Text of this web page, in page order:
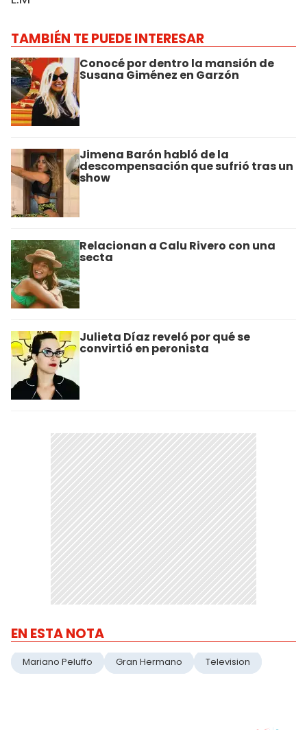
TAMBIÉN TE PUEDE INTERESAR
Conocé por dentro la mansión de
Susana Giménez en Garzón
Jimena Barón habló de la
descompensación que sufrió tras un
show
Relacionan a Calu Rivero con una
secta
Julieta Díaz reveló por qué se
convirtió en peronista
EN ESTA NOTA
Mariano Peluffo Gran Hermano Television